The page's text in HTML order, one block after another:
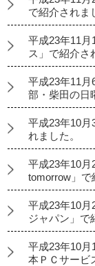
で紹介されま
平成23年11
ス」で紹介さ
平成23年11
部・柴田の日
平成23年10
れました。
平成23年10
tomorrow」で
平成23年10
ジャパン」で
平成23年10
本ＰＣサービ